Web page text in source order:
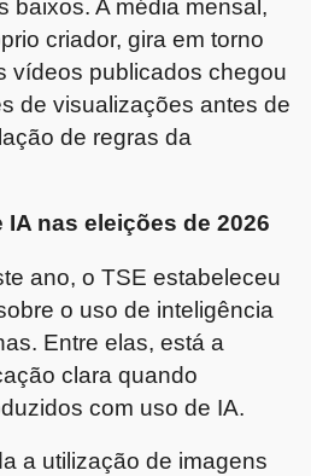
baixos. A média mensal,
criador, gira em torno
vídeos publicados chegou
de visualizações antes de
de regras da
nas eleições de 2026
ano, o TSE estabeleceu
o uso de inteligência
Entre elas, está a
clara quando
com uso de IA.
a utilização de imagens